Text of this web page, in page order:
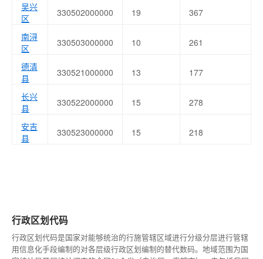
吴兴
区
330502000000 19 367
南浔
区
330503000000 10 261
德清
县
330521000000 13 177
长兴
县
330522000000 15 278
安吉
县
330523000000 15 218
行政区划代码
行政区划代码是国家对能够统治的行施管辖区域进行分级分层进行管辖
用信息化手段编制的对各层级行政区划编制的替代数码。地域范围为国